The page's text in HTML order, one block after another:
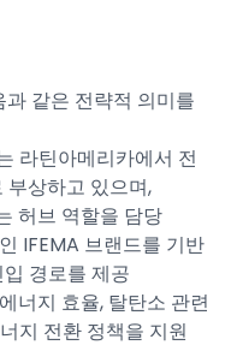
과 같은 전략적 의미를
라틴아메리카에서 전
부상하고 있으며,
허브 역할을 담당
IFEMA 브랜드를 기반
경로를 제공
너지 효율, 탈탄소 관련
지 전환 정책을 지원